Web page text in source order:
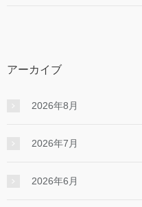
アーカイブ
2026年8月
2026年7月
2026年6月